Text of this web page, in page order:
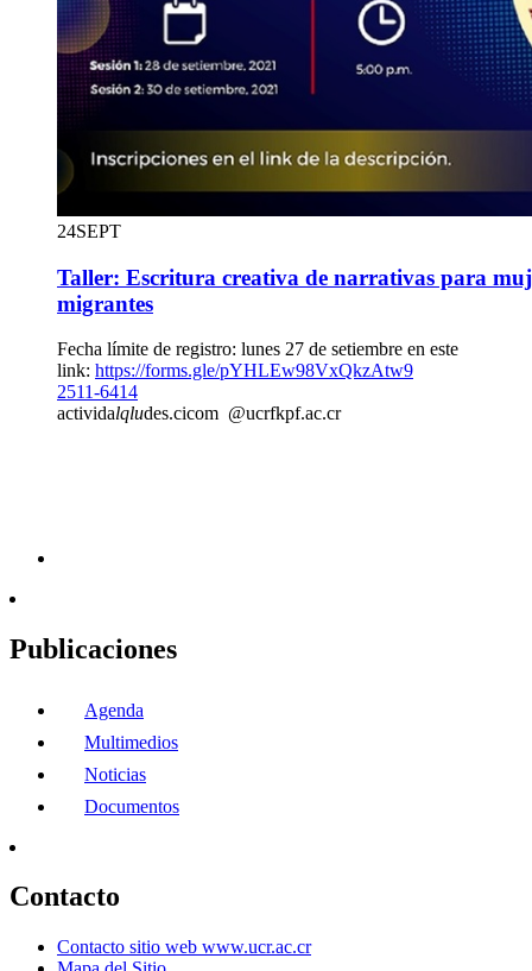
24SEPT
Taller: Escritura creativa de narrativas para
migrantes
Fecha límite de registro: lunes 27 de setiembre en este
link: https://forms.gle/pYHLEw98VxQkzAtw9
2511-6414
actividalqludes.cicom @ucrfkpf.ac.cr
Publicaciones
Agenda
Multimedios
Noticias
Documentos
Contacto
Contacto sitio web www.ucr.ac.cr